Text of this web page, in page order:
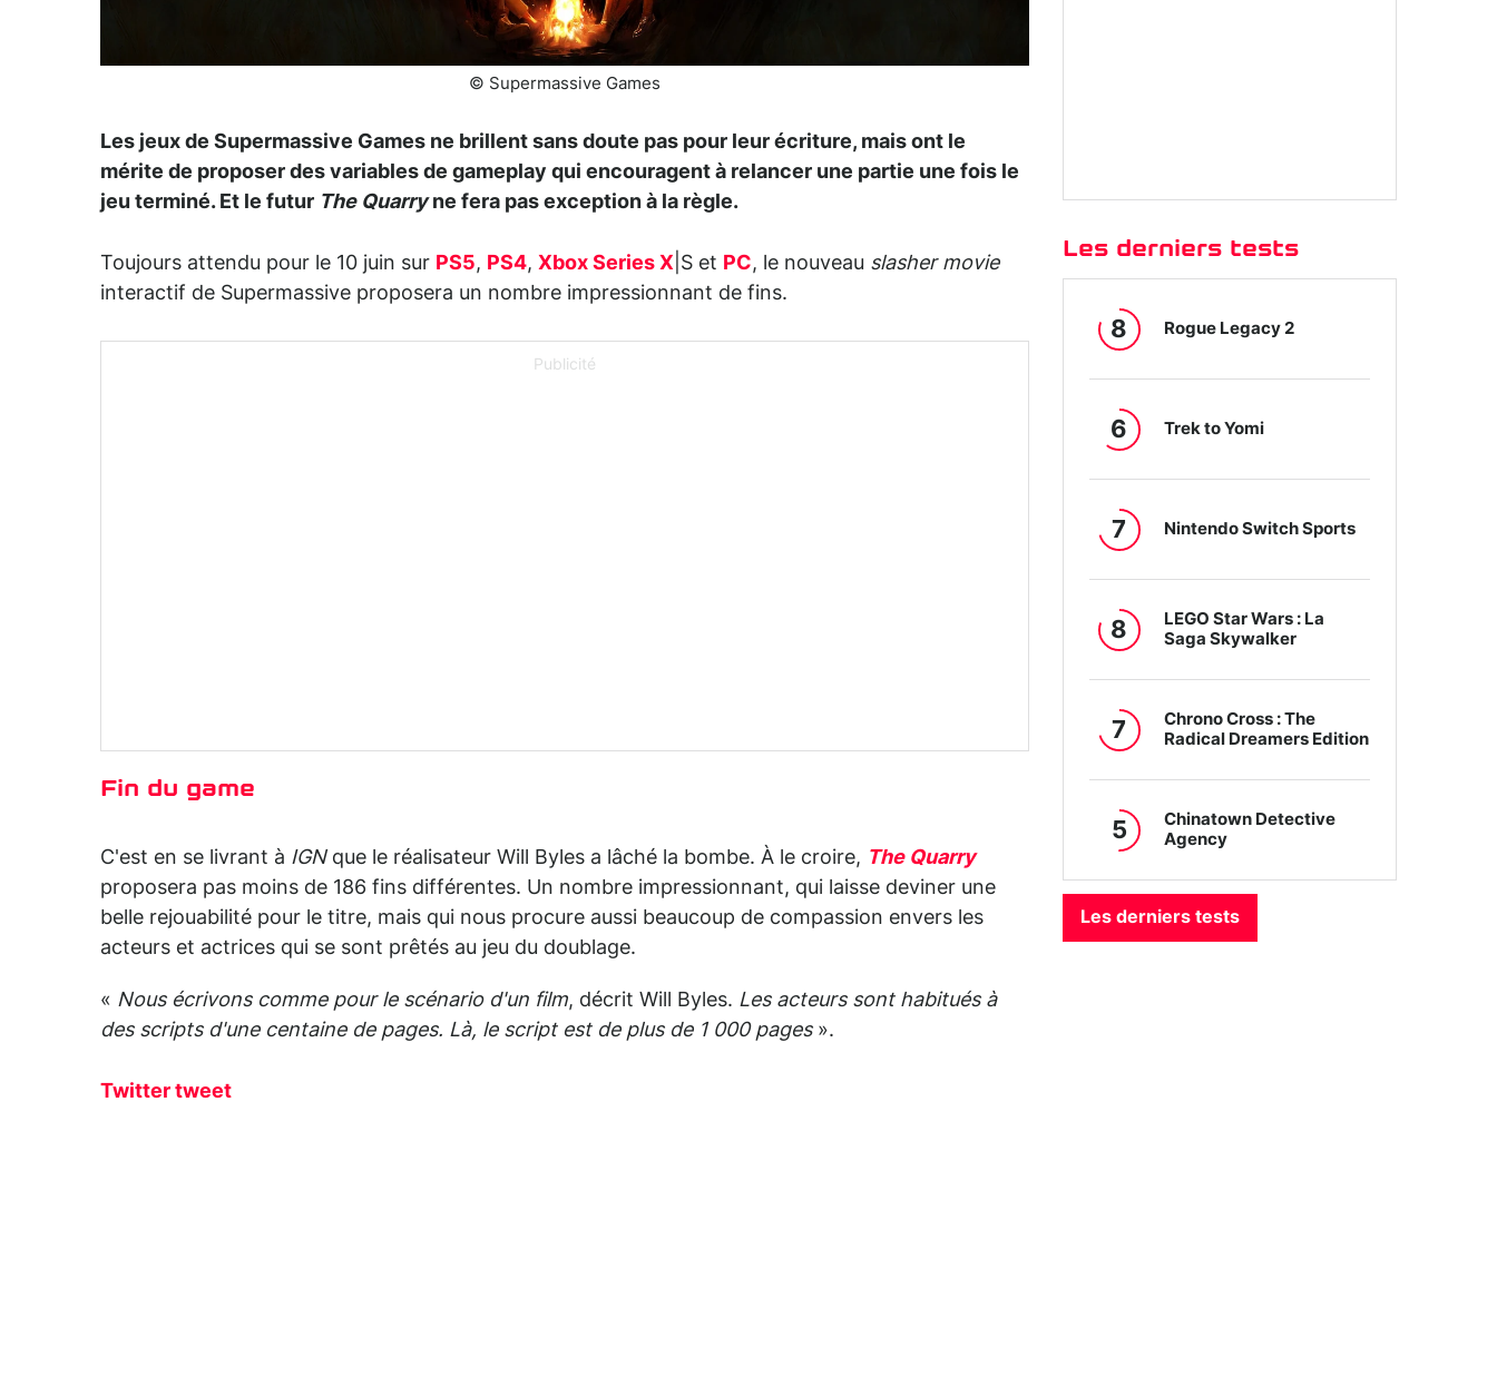
© Supermassive Games
Les jeux de Supermassive Games ne brillent sans doute pas pour leur écriture, mais ont le
mérite de proposer des variables de gameplay qui encouragent à relancer une partie une fois le
jeu terminé. Et le futur The Quarryne fera pas exception à la règle.
Toujours attendu pour le 10 juin sur PS5, PS4, Xbox Series X |S et PC, le nouveau slasher movie
interactif de Supermassive proposera un nombre impressionnant de fins.
Publicité
Fin du game
C'est en se livrant à IGNque le réalisateur Will Byles a lâché la bombe. À le croire, The Quarry
proposera pas moins de 186 fins différentes. Un nombre impressionnant, qui laisse deviner une
belle rejouabilité pour le titre, mais qui nous procure aussi beaucoup de compassion envers les
acteurs et actrices qui se sont prêtés au jeu du doublage.
« Nous écrivons comme pour le scénario d'un film, décrit Will Byles. Les acteurs sont habitués à
des scripts d'une centaine de pages. Là, le script est de plus de 1 000 pages ».
Twitter tweet
Les derniers tests
8 Rogue Legacy 2
6 Trek to Yomi
7 Nintendo Switch Sports
8
LEGO Star Wars : La
Saga Skywalker
7
Chrono Cross : The
Radical Dreamers Edition
5
Chinatown Detective
Agency
Les derniers tests